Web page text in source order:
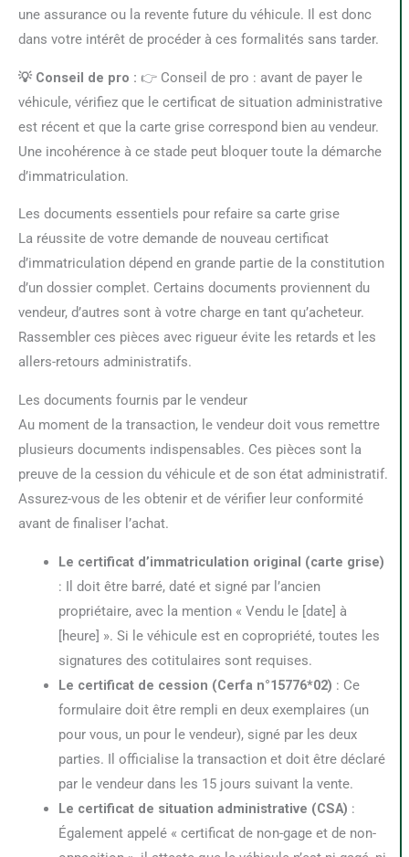
une assurance ou la revente future du véhicule. Il est donc
dans votre intérêt de procéder à ces formalités sans tarder.
💡 Conseil de pro : 👉 Conseil de pro : avant de payer le
véhicule, vérifiez que le certificat de situation administrative
est récent et que la carte grise correspond bien au vendeur.
Une incohérence à ce stade peut bloquer toute la démarche
d’immatriculation.
Les documents essentiels pour refaire sa carte grise
La réussite de votre demande de nouveau certificat
d’immatriculation dépend en grande partie de la constitution
d’un dossier complet. Certains documents proviennent du
vendeur, d’autres sont à votre charge en tant qu’acheteur.
Rassembler ces pièces avec rigueur évite les retards et les
allers-retours administratifs.
Les documents fournis par le vendeur
Au moment de la transaction, le vendeur doit vous remettre
plusieurs documents indispensables. Ces pièces sont la
preuve de la cession du véhicule et de son état administratif.
Assurez-vous de les obtenir et de vérifier leur conformité
avant de finaliser l’achat.
Le certificat d’immatriculation original (carte grise)
: Il doit être barré, daté et signé par l’ancien
propriétaire, avec la mention « Vendu le [date] à
[heure] ». Si le véhicule est en copropriété, toutes les
signatures des cotitulaires sont requises.
Le certificat de cession (Cerfa n°15776*02) : Ce
formulaire doit être rempli en deux exemplaires (un
pour vous, un pour le vendeur), signé par les deux
parties. Il officialise la transaction et doit être déclaré
par le vendeur dans les 15 jours suivant la vente.
Le certificat de situation administrative (CSA) :
Également appelé « certificat de non-gage et de non-